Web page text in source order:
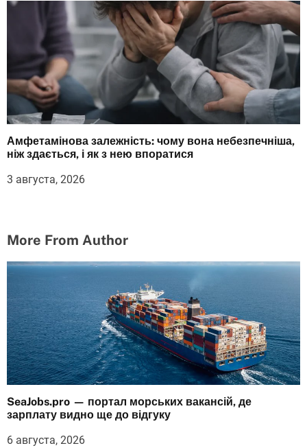
Амфетамінова залежність: чому вона небезпечніша,
ніж здається, і як з нею впоратися
3 августа, 2026
More From Author
SeaJobs.pro — портал морських вакансій, де
зарплату видно ще до відгуку
6 августа, 2026